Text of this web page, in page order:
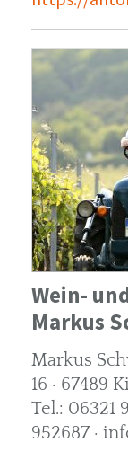
Wein-
Markus
Markus
16 · 67489
Tel.: 06321
952687 ·